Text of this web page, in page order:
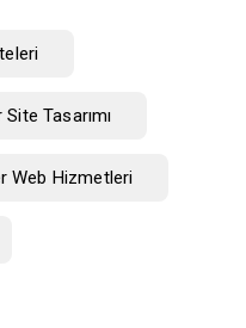
Tasarımı
Web Hizmetleri